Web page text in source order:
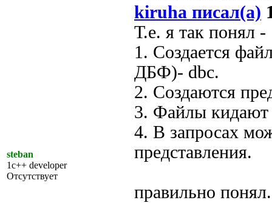
steban
1c++ developer
Отсутствует
kiruha писал(а)
Т.е. я так понял -
1. Создается
ДБФ)- dbc.
2. Создаются
3. Файлы кидают
4. В запросах
представления.
правильно понял.